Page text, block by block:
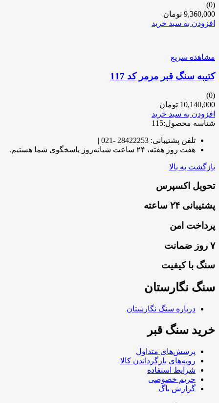
(0)
9,360,000 تومان
افزودن به سبد خرید
مشاهده سریع
کتیبه سنگ قبر مرمر کد 117
(0)
10,140,000 تومان
افزودن به سبد خرید
شناسه محصول:115
تلفن پشتیبانی: 28422253 -021 |
هفت روز هفته، ۲۴ ساعت شبانه‌روز پاسخگوی شما هستیم.
بازگشت به بالا
تحویل اکسپرس
پشتیبانی ۲۴ ساعته
پرداخت امن
۷ روز ضمانت
سنگ با کیفیت
سنگ نگارستان
درباره سنگ نگارستان
خرید سنگ قبر
پرسش‌های متداول
رویه‌های بازگرداندن کالا
شرایط استفاده
حریم خصوصی
گزارش باگ